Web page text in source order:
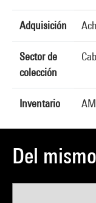
Adquisición
Sector de
colección
Inventario
Del